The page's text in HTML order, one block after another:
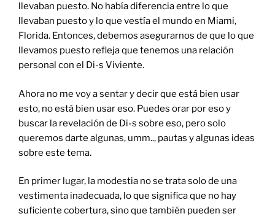
llevaban puesto. No había diferencia entre lo que
llevaban puesto y lo que vestía el mundo en Miami,
Florida. Entonces, debemos asegurarnos de que lo que
llevamos puesto refleja que tenemos una relación
personal con el Di-s Viviente.
Ahora no me voy a sentar y decir que está bien usar
esto, no está bien usar eso. Puedes orar por eso y
buscar la revelación de Di-s sobre eso, pero solo
queremos darte algunas, umm.., pautas y algunas ideas
sobre este tema.
En primer lugar, la modestia no se trata solo de una
vestimenta inadecuada, lo que significa que no hay
suficiente cobertura, sino que también pueden ser